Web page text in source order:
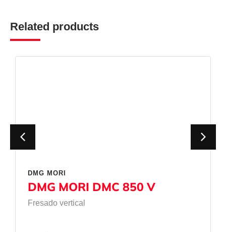
Related products
DMG MORI
DMG MORI DMC 850 V
Fresado vertical